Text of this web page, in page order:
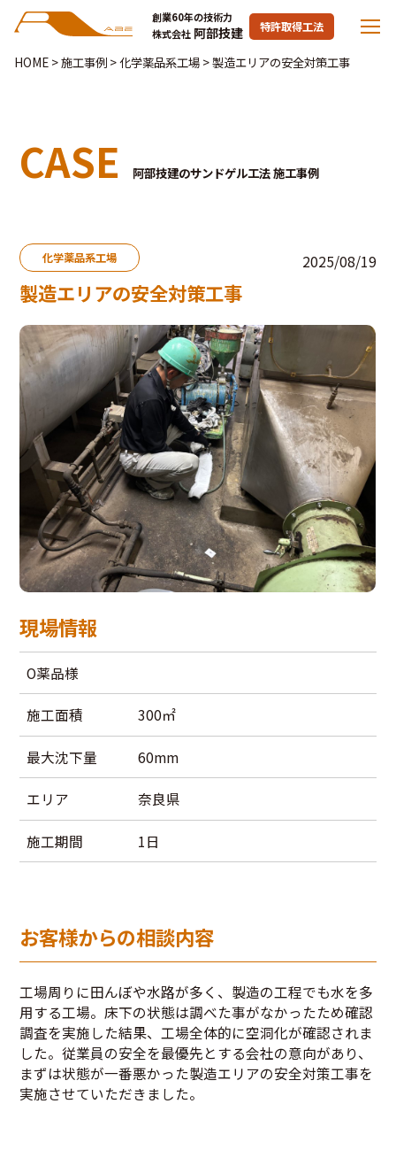
創業60年の技術力
株式会社 阿部技建 特許取得工法
HOME>施工事例>化学薬品系工場>製造エリアの安全対策工事
CASE 阿部技建のサンドゲル工法 施工事例
化学薬品系工場 2025/08/19
製造エリアの安全対策工事
現場情報
O薬品様
施工面積 300㎡
最大沈下量 60mm
エリア 奈良県
施工期間 1日
お客様からの相談内容
工場周りに田んぼや水路が多く、製造の工程でも水を多
用する工場。床下の状態は調べた事がなかったため確認
調査を実施した結果、工場全体的に空洞化が確認されま
した。従業員の安全を最優先とする会社の意向があり、
まずは状態が一番悪かった製造エリアの安全対策工事を
実施させていただきました。